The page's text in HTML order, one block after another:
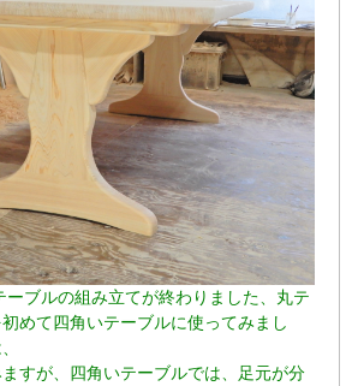
ーブルの組み立てが終わりました、丸テ
めて四角いテーブルに使ってみまし
すが、四角いテーブルでは、足元が分